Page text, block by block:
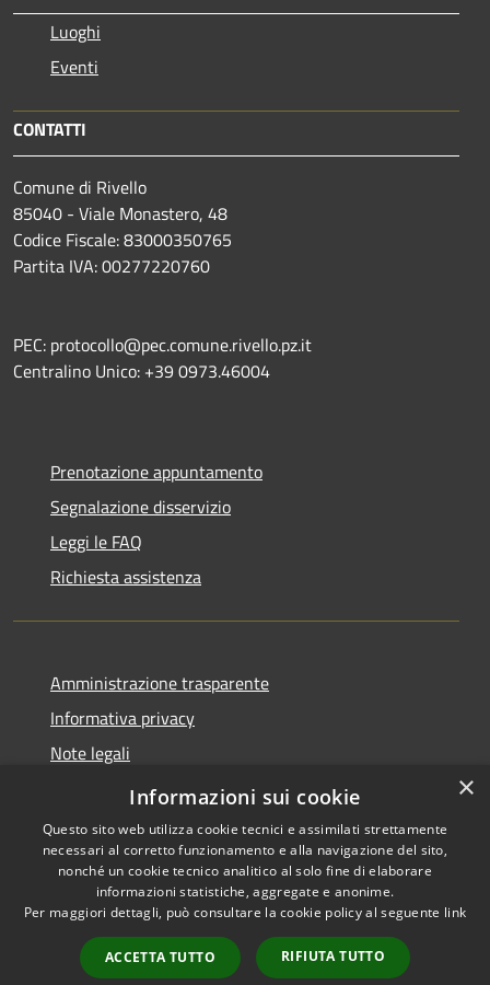
Luoghi
Eventi
CONTATTI
Comune di Rivello
85040 - Viale Monastero, 48
Codice Fiscale: 83000350765
Partita IVA: 00277220760
PEC: protocollo@pec.comune.rivello.pz.it
Centralino Unico: +39 0973.46004
Prenotazione appuntamento
Segnalazione disservizio
Leggi le FAQ
Richiesta assistenza
Amministrazione trasparente
Informativa privacy
Note legali
Dichiarazione di accessibilità
Accessibilità
Copyright © 2026 • Comune di
Rivello • Powered by
Municipium•
Accesso
redazione
×
Informazioni sui cookie
Questo sito web utilizza cookie tecnici e assimilati strettamente
necessari al corretto funzionamento e alla navigazione del sito,
nonché un cookie tecnico analitico al solo fine di elaborare
informazioni statistiche, aggregate e anonime.
Per maggiori dettagli, può consultare la cookie policy al seguente link
ACCETTA TUTTO RIFIUTA TUTTO